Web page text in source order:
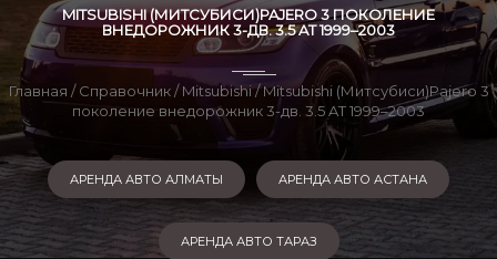
MITSUBISHI (МИТСУБИСИ)PAJERO 3 ПОКОЛЕНИЕ
ВНЕДОРОЖНИК 3-ДВ. 3.5 AT 1999–2003
Главная /Справочник/Mitsubishi/ Mitsubishi (Митсубиси)Pajero 3
поколение внедорожник 3-дв. 3.5 AT 1999–2003
АРЕНДА АВТО АЛМАТЫ АРЕНДА АВТО АСТАНА
АРЕНДА АВТО ТАРАЗ